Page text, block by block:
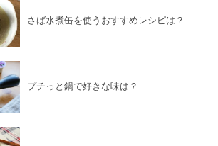
さば水煮缶を使うおすすめレシピは？
プチっと鍋で好きな味は？